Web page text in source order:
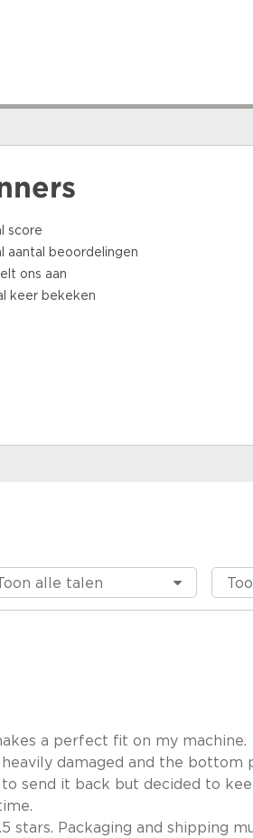
score
aantal beoordelingen
ons aan
keer bekeken
a perfect fit on my machine.
damaged and the bottom
send it back but decided to
stars. Packaging and shipping